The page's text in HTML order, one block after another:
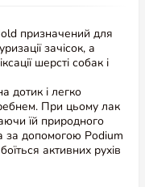
призначений для
зачісок, а
шерсті собак і
дотик і легко
При цьому лак
їй природного
за допомогою Podium
активних рухів